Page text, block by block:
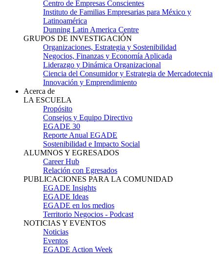
Centro de Empresas Conscientes
Instituto de Familias Empresarias para México y
Latinoamérica
Dunning Latin America Centre
GRUPOS DE INVESTIGACIÓN
Organizaciones, Estrategia y Sostenibilidad
Negocios, Finanzas y Economía Aplicada
Liderazgo y Dinámica Organizacional
Ciencia del Consumidor y Estrategia de Mercadotecnia
Innovación y Emprendimiento
Acerca de
LA ESCUELA
Propósito
Consejos y Equipo Directivo
EGADE 30
Reporte Anual EGADE
Sostenibilidad e Impacto Social
ALUMNOS Y EGRESADOS
Career Hub
Relación con Egresados
PUBLICACIONES PARA LA COMUNIDAD
EGADE Insights
EGADE Ideas
EGADE en los medios
Territorio Negocios - Podcast
NOTICIAS Y EVENTOS
Noticias
Eventos
EGADE Action Week